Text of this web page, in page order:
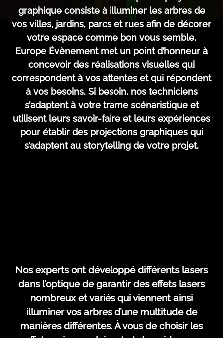
graphique consiste à illuminer les arbres de
vos villes, jardins, parcs et rues afin de décorer
votre espace comme bon vous semble.
Europe Évènement met un point d’honneur à
concevoir des réalisations visuelles qui
correspondent à vos attentes et qui répondent
à vos besoins. Si besoin, nos techniciens
s’adaptent à votre trame scénaristique et
utilisent leurs savoir-faire et leurs expériences
pour établir des projections graphiques qui
s’adaptent au storytelling de votre projet.
Nos experts ont développé différents lasers
dans l’optique de garantir des effets lasers
nombreux et variés qui viennent ainsi
illuminer vos arbres d’une multitude de
manières différentes. À vous de choisir les